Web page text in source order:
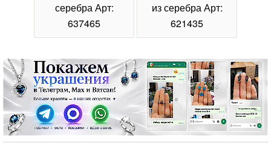
серебра Арт:
637465
из серебра Арт:
621435